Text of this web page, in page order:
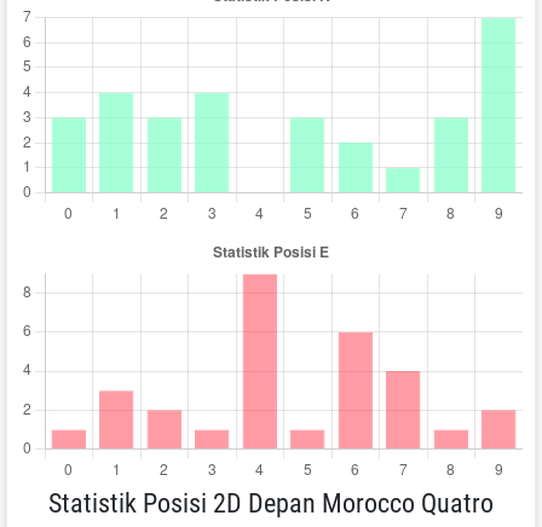
Statistik Posisi 2D Depan Morocco Quatro